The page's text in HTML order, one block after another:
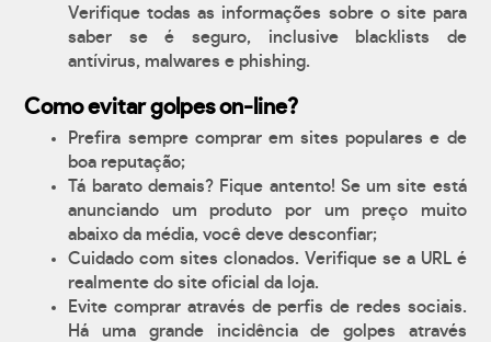
Verifique todas as informações sobre o site para
saber se é seguro, inclusive blacklists de
antívirus, malwares e phishing.
Como evitar golpes on-line?
Prefira sempre comprar em sites populares e de
boa reputação;
Tá barato demais? Fique antento! Se um site está
anunciando um produto por um preço muito
abaixo da média, você deve desconfiar;
Cuidado com sites clonados. Verifique se a URL é
realmente do site oficial da loja.
Evite comprar através de perfis de redes sociais.
Há uma grande incidência de golpes através